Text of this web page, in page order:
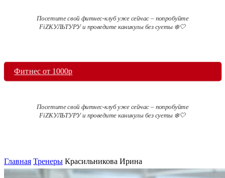
Посетите свой фитнес-клуб уже сейчас – попробуйте
FiZКУЛЬТУРУ и проведите каникулы без суеты ❄️🤍
Фитнес от 1000р
Посетите свой фитнес-клуб уже сейчас – попробуйте
FiZКУЛЬТУРУ и проведите каникулы без суеты ❄️🤍
Главная Тренеры Красильникова Ирина